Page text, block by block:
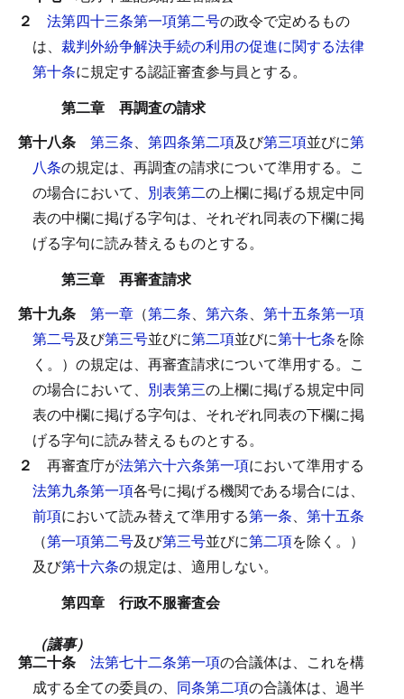
２ 法第四十三条第一項第二号の政令で定めるもの
は、 裁判外紛争解決手続の利用の促進に関する法律
第十条に規定する認証審査参与員とする。
第二章 再調査の請求
第十八条 第三条、 第四条第二項及び第三項並びに第
八条の規定は、再調査の請求について準用する。 こ
の場合において、 別表第二の上欄に掲げる規定中同
表の中欄に掲げる字句は、それぞれ同表の下欄に掲
げる字句に読み替えるものとする。
第三章 再審査請求
第十九条 第一章 （第二条、 第六条、 第十五条第一項
第二号及び第三号並びに第二項並びに第十七条を除
く。）の規定は、再審査請求について準用する。 こ
の場合において、 別表第三の上欄に掲げる規定中同
表の中欄に掲げる字句は、それぞれ同表の下欄に掲
げる字句に読み替えるものとする。
２ 再審査庁が法第六十六条第一項において準用する
法第九条第一項各号に掲げる機関である場合には、
前項において読み替えて準用する第一条、 第十五条
（第一項第二号及び第三号並びに第二項を除く。）
及び第十六条の規定は、適用しない。
第四章 行政不服審査会
（議事）
第二十条 法第七十二条第一項の合議体は、これを構
成する全ての委員の、 同条第二項の合議体は、過半